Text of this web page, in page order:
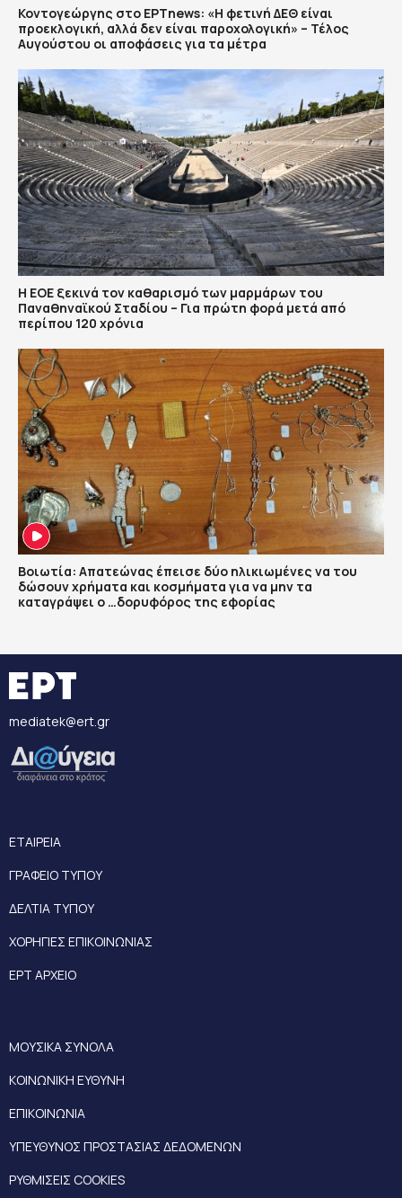
Κοντογεώργης στο ΕΡΤnews: «Η φετινή ΔΕΘ είναι
προεκλογική, αλλά δεν είναι παροχολογική» – Τέλος
Αυγούστου οι αποφάσεις για τα μέτρα
Η ΕΟΕ ξεκινά τον καθαρισμό των μαρμάρων του
Παναθηναϊκού Σταδίου – Για πρώτη φορά μετά από
περίπου 120 χρόνια
Βοιωτία: Απατεώνας έπεισε δύο ηλικιωμένες να του
δώσουν χρήματα και κοσμήματα για να μην τα
καταγράψει ο …δορυφόρος της εφορίας
mediatek@ert.gr
ΕΤΑΙΡΕΙΑ
ΓΡΑΦΕΙΟ ΤΥΠΟΥ
ΔΕΛΤΙΑ ΤΥΠΟΥ
ΧΟΡΗΓΙΕΣ ΕΠΙΚΟΙΝΩΝΙΑΣ
ΕΡΤ ΑΡΧΕΙΟ
ΜΟΥΣΙΚΑ ΣΥΝΟΛΑ
ΚΟΙΝΩΝΙΚΗ ΕΥΘΥΝΗ
ΕΠΙΚΟΙΝΩΝΙΑ
ΥΠΕΥΘΥΝΟΣ ΠΡΟΣΤΑΣΙΑΣ ΔΕΔΟΜΕΝΩΝ
ΡΥΘΜΙΣΕΙΣ COOKIES